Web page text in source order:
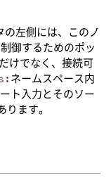
の左側には、このノ
御するためのポッ
けでなく、接続可
ネームスペース内
ト入力とそのソー
ます。